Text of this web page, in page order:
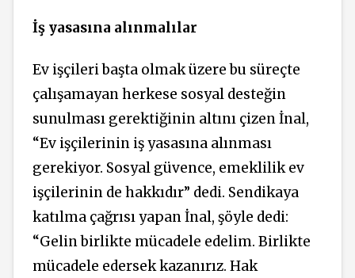
İş yasasına alınmalılar
Ev işçileri başta olmak üzere bu süreçte
çalışamayan herkese sosyal desteğin
sunulması gerektiğinin altını çizen İnal,
“Ev işçilerinin iş yasasına alınması
gerekiyor. Sosyal güvence, emeklilik ev
işçilerinin de hakkıdır” dedi. Sendikaya
katılma çağrısı yapan İnal, şöyle dedi:
“Gelin birlikte mücadele edelim. Birlikte
mücadele edersek kazanırız. Hak